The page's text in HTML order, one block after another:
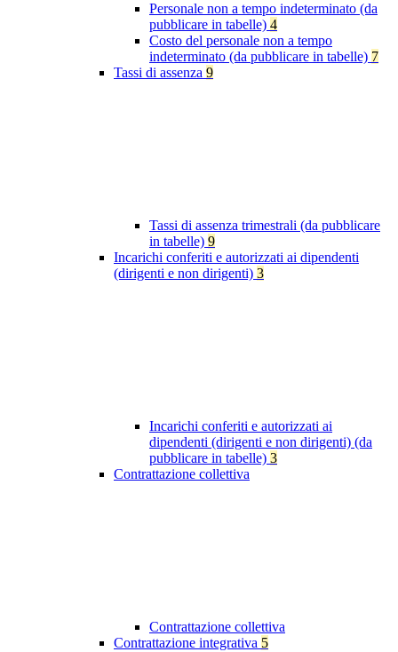
Personale non a tempo indeterminato (da
pubblicare in tabelle) 4
Costo del personale non a tempo
indeterminato (da pubblicare in tabelle) 7
Tassi di assenza 9
Tassi di assenza trimestrali (da pubblicare
in tabelle) 9
Incarichi conferiti e autorizzati ai dipendenti
(dirigenti e non dirigenti) 3
Incarichi conferiti e autorizzati ai
dipendenti (dirigenti e non dirigenti) (da
pubblicare in tabelle) 3
Contrattazione collettiva
Contrattazione collettiva
Contrattazione integrativa 5